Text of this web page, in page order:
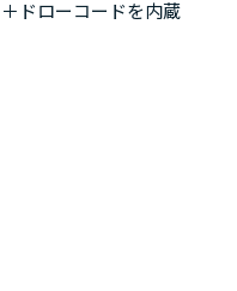
ドローコードを内蔵